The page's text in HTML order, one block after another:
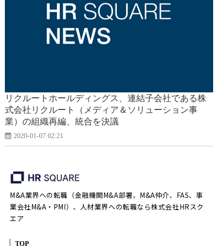
リクルートホールディングス、連結子会社である株
式会社リクルート（メディア＆ソリューション事
業）の組織再編、統合を決議
2020-01-07 02:21
M&A業界への転職（金融機関M&A部署、M&A仲介、FAS、事
業会社M&A・PMI）、人材業界への転職なら株式会社HRスク
エア
TOP